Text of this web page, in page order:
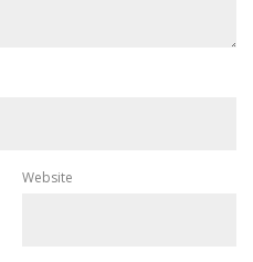
Website